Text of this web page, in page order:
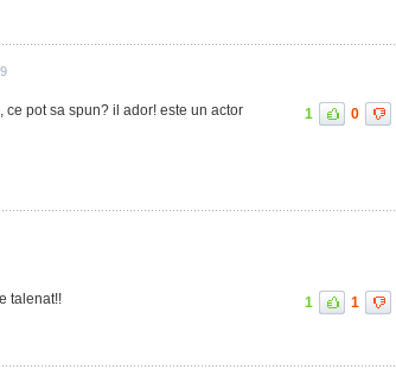
pot sa spun? il ador! este un actor
1 0
talenat!! 1 1